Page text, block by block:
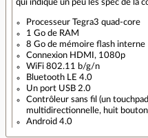
qui indique un peu les spec de la
Processeur Tegra3 quad-core
1 Go de RAM
8 Go de mémoire flash interne
Connexion HDMI, 1080p
WiFi 802.11 b/g/n
Bluetooth LE 4.0
Un port USB 2.0
Contrôleur sans fil (un
multidirectionnelle, huit
Android 4.0